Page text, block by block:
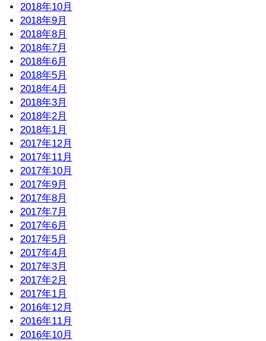
2018年10月
2018年9月
2018年8月
2018年7月
2018年6月
2018年5月
2018年4月
2018年3月
2018年2月
2018年1月
2017年12月
2017年11月
2017年10月
2017年9月
2017年8月
2017年7月
2017年6月
2017年5月
2017年4月
2017年3月
2017年2月
2017年1月
2016年12月
2016年11月
2016年10月